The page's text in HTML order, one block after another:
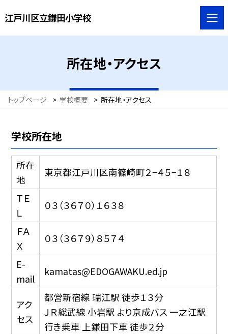
江戸川区立鎌田小学校
所在地・アクセス
トップページ > 学校概要 > 所在地・アクセス
学校所在地
所在
地
東京都江戸川区南篠崎町２−４５−１８
ＴＥ
Ｌ
０３（３６７０）１６３８
ＦＡ
Ｘ
０３（３６７９）８５７４
E-
mail
kamatas@EDOGAWAKU.ed.jp
アク
セス
都営新宿線 瑞江駅 徒歩１３分
ＪＲ総武線 小岩駅 より京成バス 一之江駅
行き乗車 上鎌田下車 徒歩２分